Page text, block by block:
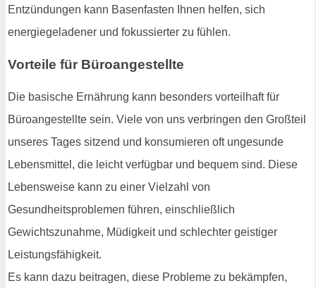
Entzündungen kann Basenfasten Ihnen helfen, sich
energiegeladener und fokussierter zu fühlen.
Vorteile für Büroangestellte
Die basische Ernährung kann besonders vorteilhaft für
Büroangestellte sein. Viele von uns verbringen den Großteil
unseres Tages sitzend und konsumieren oft ungesunde
Lebensmittel, die leicht verfügbar und bequem sind. Diese
Lebensweise kann zu einer Vielzahl von
Gesundheitsproblemen führen, einschließlich
Gewichtszunahme, Müdigkeit und schlechter geistiger
Leistungsfähigkeit.
Es kann dazu beitragen, diese Probleme zu bekämpfen,